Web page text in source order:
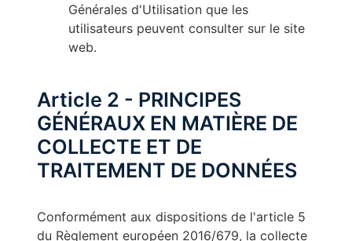
Générales d'Utilisation que les
utilisateurs peuvent consulter sur le site
web.
Article 2 - PRINCIPES
GÉNÉRAUX EN MATIÈRE DE
COLLECTE ET DE
TRAITEMENT DE DONNÉES
Conformément aux dispositions de l'article 5
du Règlement européen 2016/679, la collecte